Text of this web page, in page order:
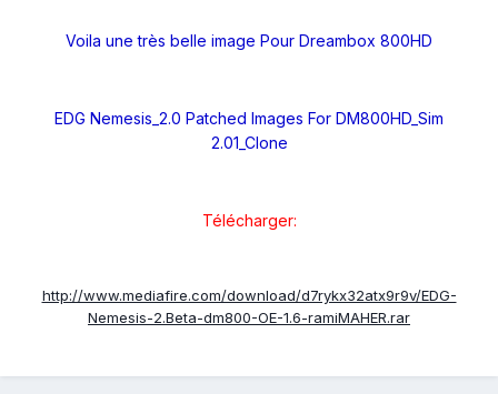
Voila une très belle image Pour Dreambox 800HD
EDG Nemesis_2.0 Patched Images For DM800HD_Sim
2.01_Clone
Télécharger:
http://www.mediafire.com/download/d7rykx32atx9r9v/EDG-
Nemesis-2.Beta-dm800-OE-1.6-ramiMAHER.rar